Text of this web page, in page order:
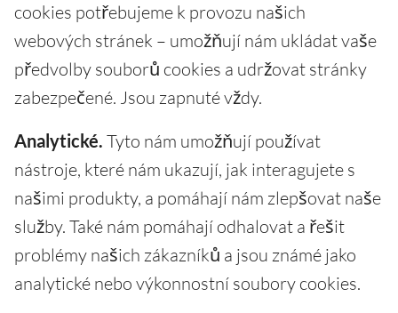
cookies potřebujeme k provozu našich
webových stránek – umožňují nám ukládat vaše
předvolby souborů cookies a udržovat stránky
zabezpečené. Jsou zapnuté vždy.
Analytické. Tyto nám umožňují používat
nástroje, které nám ukazují, jak interagujete s
našimi produkty, a pomáhají nám zlepšovat naše
služby. Také nám pomáhají odhalovat a řešit
problémy našich zákazníků a jsou známé jako
analytické nebo výkonnostní soubory cookies.